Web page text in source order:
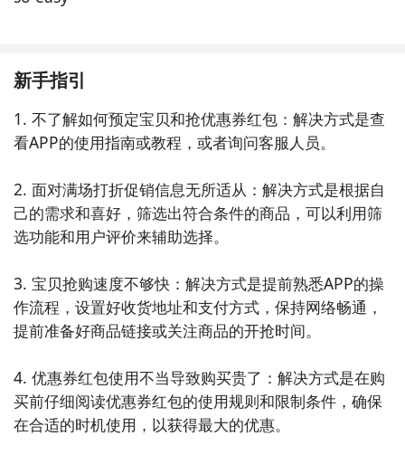
新手指引
1. 不了解如何预定宝贝和抢优惠券红包：解决方式是查
看APP的使用指南或教程，或者询问客服人员。
2. 面对满场打折促销信息无所适从：解决方式是根据自
己的需求和喜好，筛选出符合条件的商品，可以利用筛
选功能和用户评价来辅助选择。
3. 宝贝抢购速度不够快：解决方式是提前熟悉APP的操
作流程，设置好收货地址和支付方式，保持网络畅通，
提前准备好商品链接或关注商品的开抢时间。
4. 优惠券红包使用不当导致购买贵了：解决方式是在购
买前仔细阅读优惠券红包的使用规则和限制条件，确保
在合适的时机使用，以获得最大的优惠。